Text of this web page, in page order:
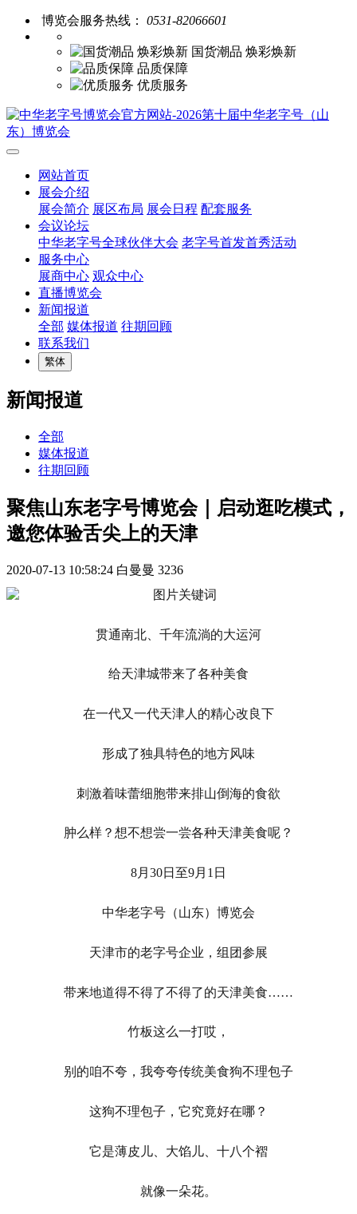
博览会服务热线： 0531-82066601
国货潮品 焕彩焕新
品质保障
优质服务
网站首页
展会介绍
展会简介 展区布局 展会日程 配套服务
会议论坛
中华老字号全球伙伴大会 老字号首发首秀活动
服务中心
展商中心 观众中心
直播博览会
新闻报道
全部 媒体报道 往期回顾
联系我们
繁体
新闻报道
全部
媒体报道
往期回顾
聚焦山东老字号博览会｜启动逛吃模式，
邀您体验舌尖上的天津
2020-07-13 10:58:24 白曼曼 3236
贯通南北、千年流淌的大运河
给天津城带来了各种美食
在一代又一代天津人的精心改良下
形成了独具特色的地方风味
刺激着味蕾细胞带来排山倒海的食欲
肿么样？想不想尝一尝各种天津美食呢？
8月30日至9月1日
中华老字号（山东）博览会
天津市的老字号企业，组团参展
带来地道得不得了不得了的天津美食……
竹板这么一打哎，
别的咱不夸，我夸夸传统美食狗不理包子
这狗不理包子，它究竟好在哪？
它是薄皮儿、大馅儿、十八个褶
就像一朵花。